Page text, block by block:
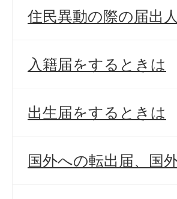
住民異動の際の届出
入籍届をするときは
出生届をするときは
国外への転出届、国